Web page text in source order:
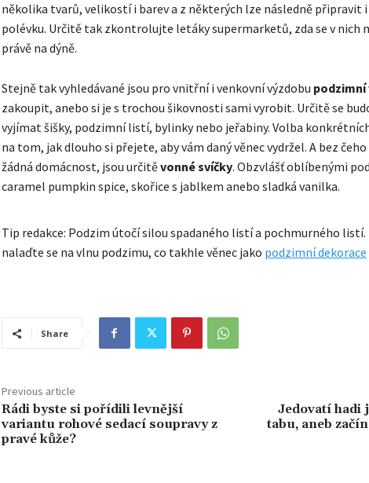
několika tvarů, velikostí i barev a z některých lze následně připravit
polévku. Určitě tak zkontrolujte letáky supermarketů, zda se v nich
právě na dýně.
Stejně tak vyhledávané jsou pro vnitřní i venkovní výzdobu podzimní
zakoupit, anebo si je s trochou šikovnosti sami vyrobit. Určitě se
vyjímat šišky, podzimní listí, bylinky nebo jeřabiny. Volba
na tom, jak dlouho si přejete, aby vám daný věnec vydržel. A bez
žádná domácnost, jsou určitěvonné svíčky. Obzvlášť oblíbenými
caramel pumpkin spice, skořice s jablkem anebo sladká vanilka.
Tip redakce: Podzim útočí silou spadaného listí a pochmurného listí.
nalaďte se na vlnu podzimu, co takhle věnec jako podzimní dekorace
Share
Previous article
Rádi byste si pořídili levnější
variantu rohové sedací soupravy z
pravé kůže?
Jedovatí hadi
tabu, aneb